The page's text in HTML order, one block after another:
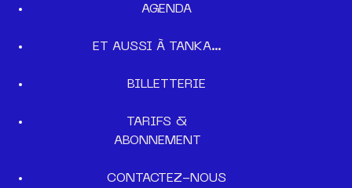
AGENDA
ET AUSSI À TANKA…
BILLETTERIE
TARIFS &
ABONNEMENT
CONTACTEZ-NOUS